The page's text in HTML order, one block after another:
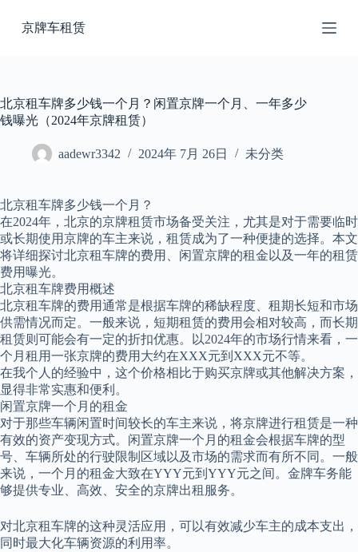
过
京牌车租赁
北京租车牌多少钱一个月？闲置京牌一个月、一年多少
钱曝光（2024年京牌租赁）
aadewr3342 2024年 7月 26日 未分类
北京租车牌多少钱一个月？
在2024年，北京的京牌租赁市场备受关注，尤其是对于需要临时
或长期使用京牌的车主来说，租赁成为了一种便捷的选择。本文
将详细探讨北京租车牌的费用、闲置京牌的租金以及一年的租赁
费用曝光。
北京租车牌费用概述
北京租车牌的费用通常是根据车牌的稀缺程度、租期长短和市场
供需情况而定。一般来说，短期租赁的费用会相对较高，而长期
租赁则可能会有一定的折扣优惠。以2024年的市场行情来看，一
个月租用一张京牌的费用大约在XXX元到XXX元不等。
在我个人的经验中，这个价格相比于购买京牌或其他解决方案，
显得非常实惠和便利。
闲置京牌一个月的租金
对于那些车辆闲置时间较长的车主来说，将京牌进行租赁是一种
有效的资产变现方式。闲置京牌一个月的租金会根据车牌的型
号、车辆所处的行驶限制区域以及市场的需求而有所不同。一般
来说，一个月的租金大致在YYY元到YYY元之间。金牌车务能
够提供专业、高效、安全的京牌出租服务。
对北京租车牌的这种灵活应用，可以有效减少车主的成本支出，
同时最大化车辆资源的利用率。